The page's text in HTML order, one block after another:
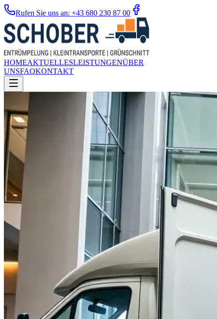
Rufen Sie uns an: +43 680 230 87 00
HOMEAKTUELLESLEISTUNGENÜBER
UNSFAQKONTAKT